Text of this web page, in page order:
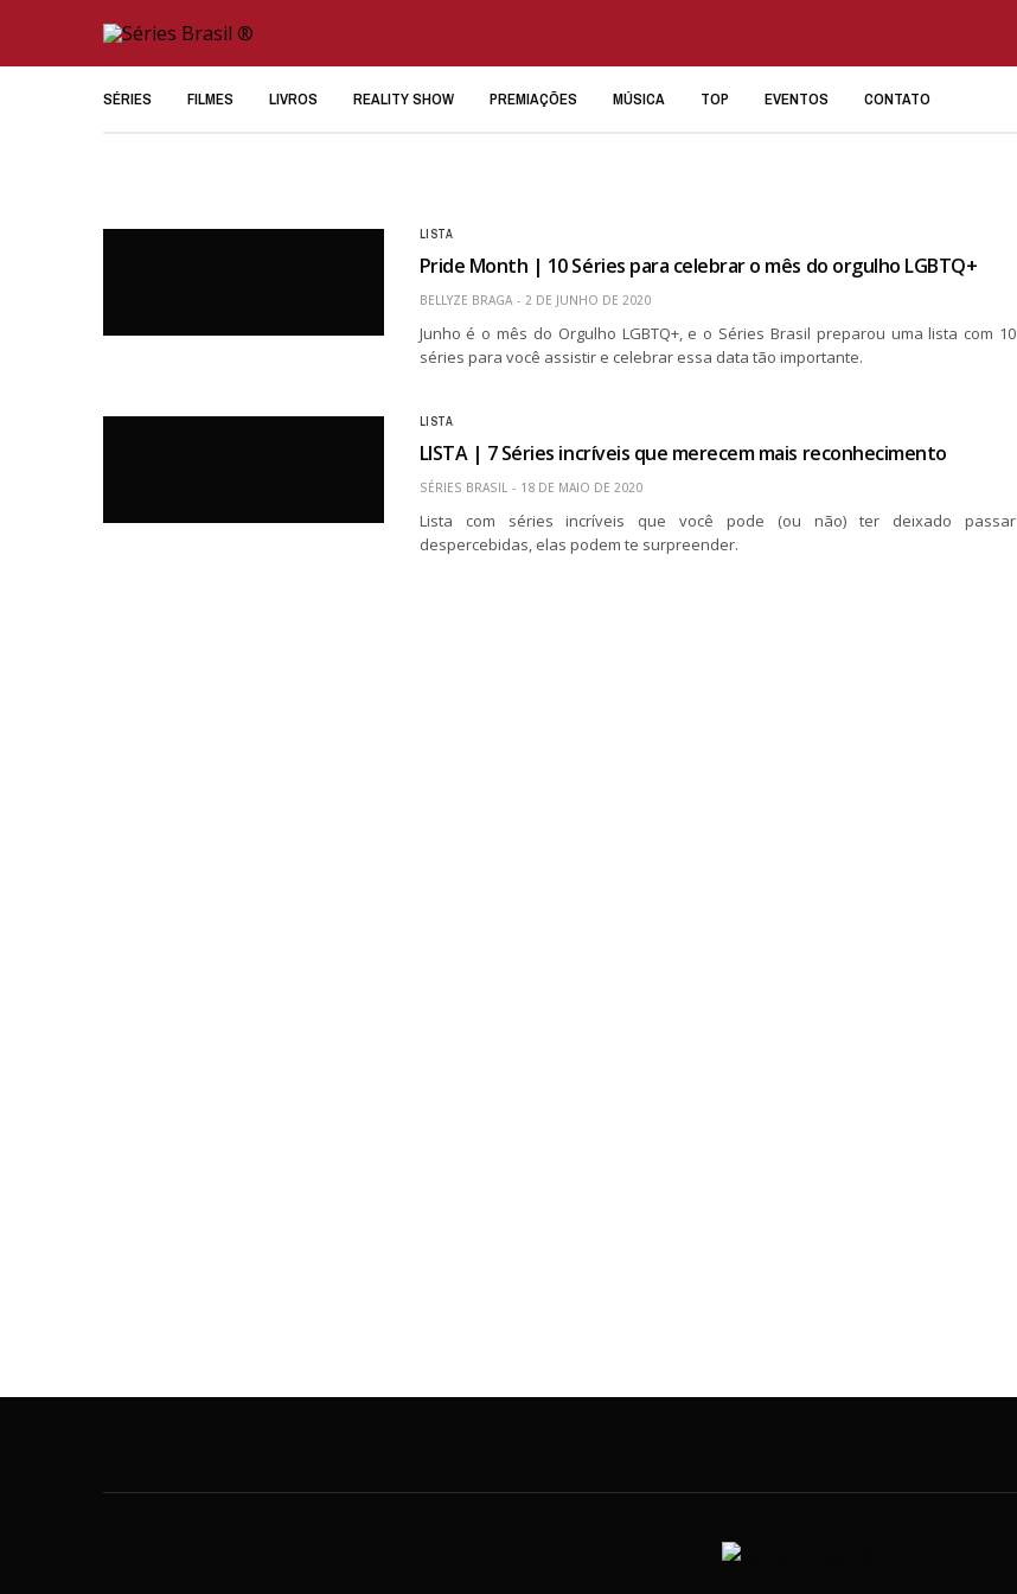
SÉRIES FILMES LIVROS REALITY SHOW PREMIAÇÕES MÚSICA TOP EVENTOS CONTATO
LISTA
Pride Month | 10 Séries para celebrar o mês do orgulho LGBTQ+
BELLYZE BRAGA 2 DE JUNHO DE 2020
Junho é o mês do Orgulho LGBTQ+, e o Séries Brasil preparou uma lista com 10
séries para você assistir e celebrar essa data tão importante.
LISTA
LISTA | 7 Séries incríveis que merecem mais reconhecimento
SÉRIES BRASIL 18 DE MAIO DE 2020
Lista com séries incríveis que você pode (ou não) ter deixado passar
despercebidas, elas podem te surpreender.